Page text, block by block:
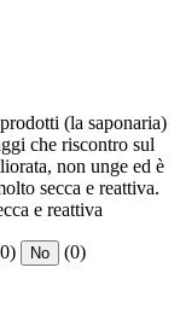
(la saponaria)
che riscontro sul
non unge ed è
secca e reattiva.
e reattiva
No (0)